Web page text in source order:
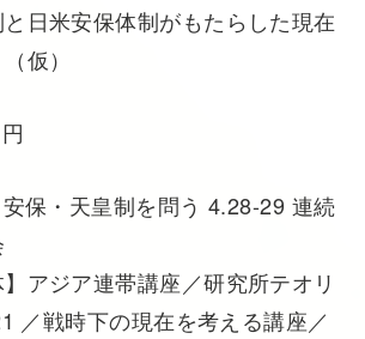
日米安保体制がもたらした現在
仮）
保・天皇制を問う 4.28-29 連続
】アジア連帯講座／研究所テオリ
／戦時下の現在を考える講座／